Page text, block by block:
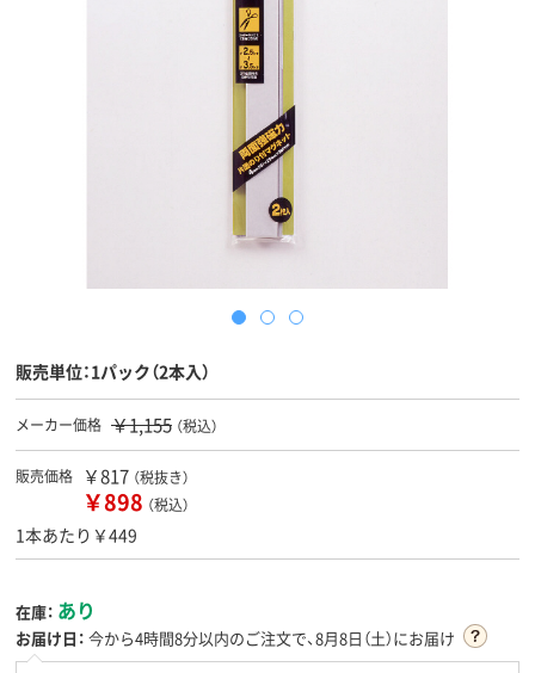
販売単位：1パック（2本入）
メーカー価格 ￥1,155 （税込）
販売価格 ￥817 （税抜き）
￥898 （税込）
1本あたり￥449
在庫： あり
お届け日： 今から4時間8分以内のご注文で、8月8日（土）にお届け